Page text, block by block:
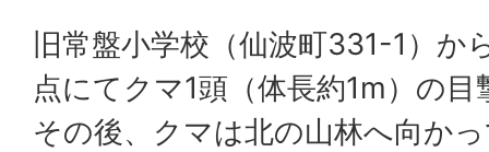
旧常盤小学校（仙波町331-1）か
点にてクマ1頭（体長約1m）の
その後、クマは北の山林へ向か